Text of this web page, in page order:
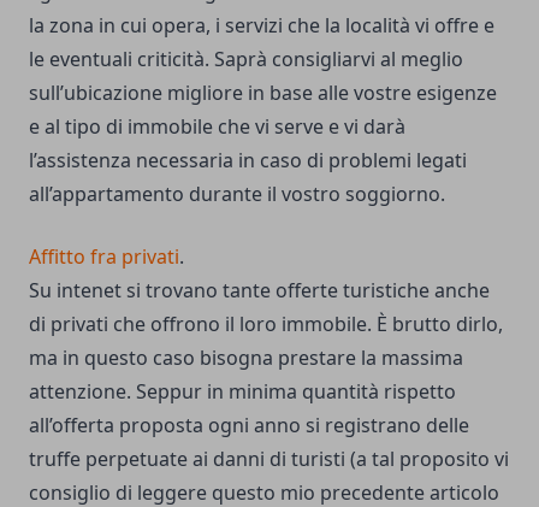
la zona in cui opera, i servizi che la località vi offre e
le eventuali criticità. Saprà consigliarvi al meglio
sull’ubicazione migliore in base alle vostre esigenze
e al tipo di immobile che vi serve e vi darà
l’assistenza necessaria in caso di problemi legati
all’appartamento durante il vostro soggiorno.
Affitto fra privati.
Su intenet si trovano tante offerte turistiche anche
di privati che offrono il loro immobile. È brutto dirlo,
ma in questo caso bisogna prestare la massima
attenzione. Seppur in minima quantità rispetto
all’offerta proposta ogni anno si registrano delle
truffe perpetuate ai danni di turisti (a tal proposito vi
consiglio di leggere questo mio precedente articolo